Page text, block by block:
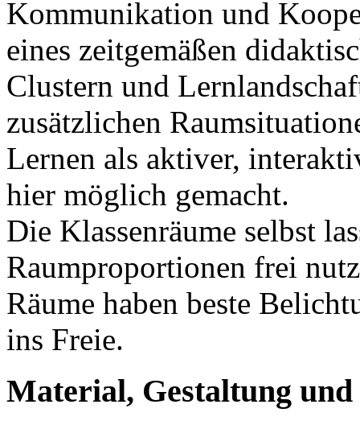
Kommunikation und
eines zeitgemäßen
Clustern und
zusätzlichen
Lernen als aktiver,
hier möglich gemacht.
Die Klassenräume selbst
Raumproportionen frei
Räume haben beste
ins Freie.
Material, Gestaltung